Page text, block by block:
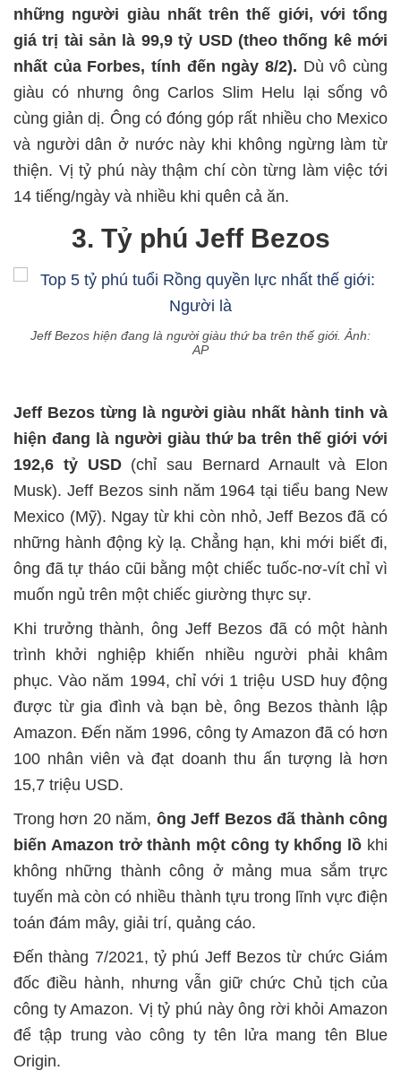
những người giàu nhất trên thế giới, với tổng
giá trị tài sản là 99,9 tỷ USD (theo thống kê mới
nhất của Forbes, tính đến ngày 8/2). Dù vô cùng
giàu có nhưng ông Carlos Slim Helu lại sống vô
cùng giản dị. Ông có đóng góp rất nhiều cho Mexico
và người dân ở nước này khi không ngừng làm từ
thiện. Vị tỷ phú này thậm chí còn từng làm việc tới
14 tiếng/ngày và nhiều khi quên cả ăn.
3. Tỷ phú Jeff Bezos
Jeff Bezos hiện đang là người giàu thứ ba trên thế giới. Ảnh:
AP
Jeff Bezos từng là người giàu nhất hành tinh và
hiện đang là người giàu thứ ba trên thế giới với
192,6 tỷ USD(chỉ sau Bernard Arnault và Elon
Musk). Jeff Bezos sinh năm 1964 tại tiểu bang New
Mexico (Mỹ). Ngay từ khi còn nhỏ, Jeff Bezos đã có
những hành động kỳ lạ. Chẳng hạn, khi mới biết đi,
ông đã tự tháo cũi bằng một chiếc tuốc-nơ-vít chỉ vì
muốn ngủ trên một chiếc giường thực sự.
Khi trưởng thành, ông Jeff Bezos đã có một hành
trình khởi nghiệp khiến nhiều người phải khâm
phục. Vào năm 1994, chỉ với 1 triệu USD huy động
được từ gia đình và bạn bè, ông Bezos thành lập
Amazon. Đến năm 1996, công ty Amazon đã có hơn
100 nhân viên và đạt doanh thu ấn tượng là hơn
15,7 triệu USD.
Trong hơn 20 năm, ông Jeff Bezos đã thành công
biến Amazon trở thành một công ty khổng lồ khi
không những thành công ở mảng mua sắm trực
tuyến mà còn có nhiều thành tựu trong lĩnh vực điện
toán đám mây, giải trí, quảng cáo.
Đến thàng 7/2021, tỷ phú Jeff Bezos từ chức Giám
đốc điều hành, nhưng vẫn giữ chức Chủ tịch của
công ty Amazon. Vị tỷ phú này ông rời khỏi Amazon
để tập trung vào công ty tên lửa mang tên Blue
Origin.